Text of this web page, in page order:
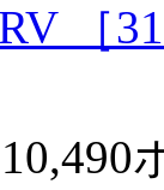
［
10,490